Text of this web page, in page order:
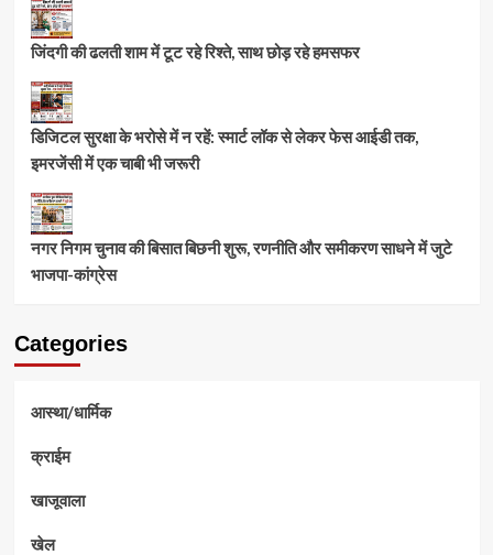
जिंदगी की ढलती शाम में टूट रहे रिश्ते, साथ छोड़ रहे हमसफर
डिजिटल सुरक्षा के भरोसे में न रहें: स्मार्ट लॉक से लेकर फेस आईडी तक,
इमरजेंसी में एक चाबी भी जरूरी
नगर निगम चुनाव की बिसात बिछनी शुरू, रणनीति और समीकरण साधने में जुटे
भाजपा-कांग्रेस
Categories
आस्था/धार्मिक
क्राईम
खाजूवाला
खेल